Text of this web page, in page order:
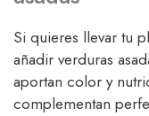
Si quieres llevar tu
añadir verduras
aportan color y
complementan